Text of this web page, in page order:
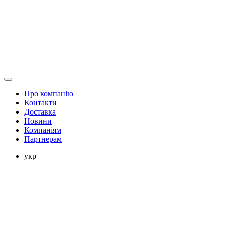
Про компанію
Контакти
Доставка
Новини
Компаніям
Партнерам
укр